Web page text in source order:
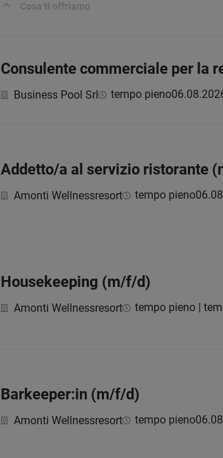
Cosa ti offriamo
Consulente commerciale per la
Business Pool Srl tempo pieno
Addetto/a al servizio ristorante
Amonti Wellnessresort tempo pieno
Housekeeping (m/f/d)
Amonti Wellnessresort tempo pieno |
Barkeeper:in (m/f/d)
Amonti Wellnessresort tempo pieno